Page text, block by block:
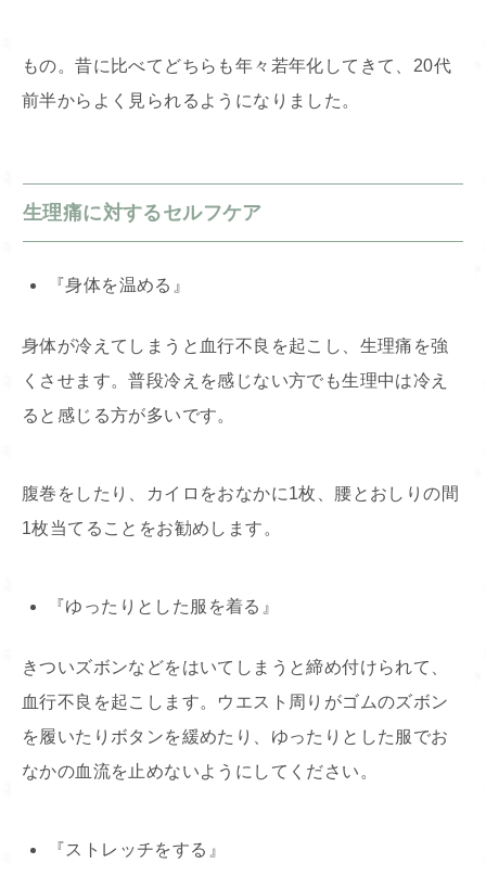
もの。昔に比べてどちらも年々若年化してきて、20代
前半からよく見られるようになりました。
生理痛に対するセルフケア
『身体を温める』
身体が冷えてしまうと血行不良を起こし、生理痛を強
くさせます。普段冷えを感じない方でも生理中は冷え
ると感じる方が多いです。
腹巻をしたり、カイロをおなかに1枚、腰とおしりの間
1枚当てることをお勧めします。
『ゆったりとした服を着る』
きついズボンなどをはいてしまうと締め付けられて、
血行不良を起こします。ウエスト周りがゴムのズボン
を履いたりボタンを緩めたり、ゆったりとした服でお
なかの血流を止めないようにしてください。
『ストレッチをする』